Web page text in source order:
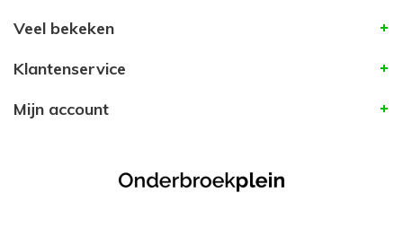
Veel bekeken
Klantenservice
Mijn account